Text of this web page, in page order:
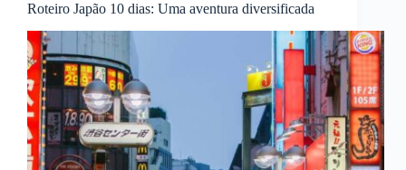
Roteiro Japão 10 dias: Uma aventura diversificada